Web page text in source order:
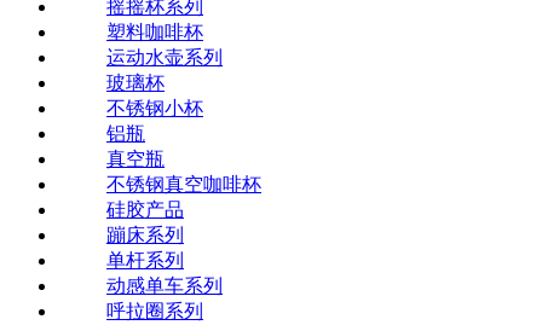
摇摇杯系列
塑料咖啡杯
运动水壶系列
玻璃杯
不锈钢小杯
铝瓶
真空瓶
不锈钢真空咖啡杯
硅胶产品
蹦床系列
单杆系列
动感单车系列
呼拉圈系列